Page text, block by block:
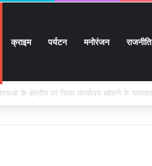
क्राइम पर्यटन मनोरंजन राजनीति
के घर जाएंगे बीएलओ, करेंगे नोटिसों का निस्तारण